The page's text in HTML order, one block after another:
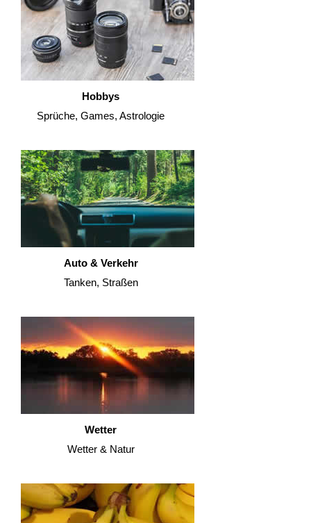
Hobbys
Sprüche, Games, Astrologie
Auto & Verkehr
Tanken, Straßen
Wetter
Wetter & Natur